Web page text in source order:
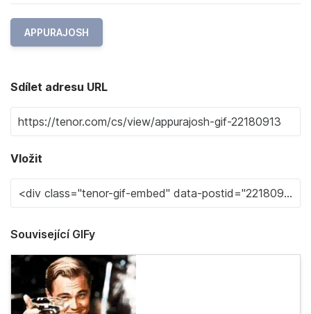
APPURAJOSH
Sdílet adresu URL
Vložit
Související GIFy